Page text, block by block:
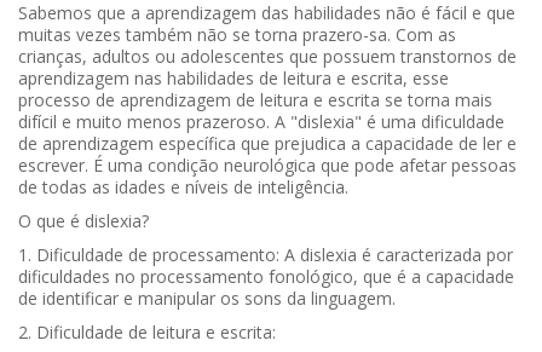
Sabemos que a aprendizagem das habilidades não é fácil e que
muitas vezes também não se torna prazero-sa. Com as
crianças, adultos ou adolescentes que possuem transtornos de
aprendizagem nas habilidades de leitura e escrita, esse
processo de aprendizagem de leitura e escrita se torna mais
difícil e muito menos prazeroso. A "dislexia" é uma dificuldade
de aprendizagem específica que prejudica a capacidade de ler e
escrever. É uma condição neurológica que pode afetar pessoas
de todas as idades e níveis de inteligência.
O que é dislexia?
1. Dificuldade de processamento: A dislexia é caracterizada por
dificuldades no processamento fonológico, que é a capacidade
de identificar e manipular os sons da linguagem.
2. Dificuldade de leitura e escrita: